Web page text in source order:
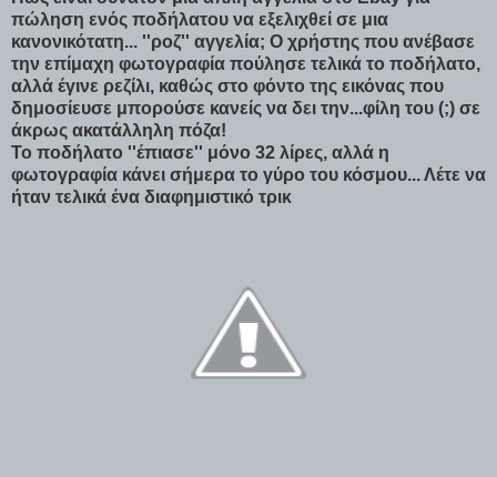
πώληση ενός ποδήλατου να εξελιχθεί σε μια
κανονικότατη... ''ροζ'' αγγελία; Ο χρήστης που ανέβασε
την επίμαχη φωτογραφία πούλησε τελικά το ποδήλατο,
αλλά έγινε ρεζίλι, καθώς στο φόντο της εικόνας που
δημοσίευσε μπορούσε κανείς να δει την...φίλη του (;) σε
άκρως ακατάλληλη πόζα!
Το ποδήλατο ''έπιασε'' μόνο 32 λίρες, αλλά η
φωτογραφία κάνει σήμερα το γύρο του κόσμου... Λέτε να
ήταν τελικά ένα διαφημιστικό τρικ